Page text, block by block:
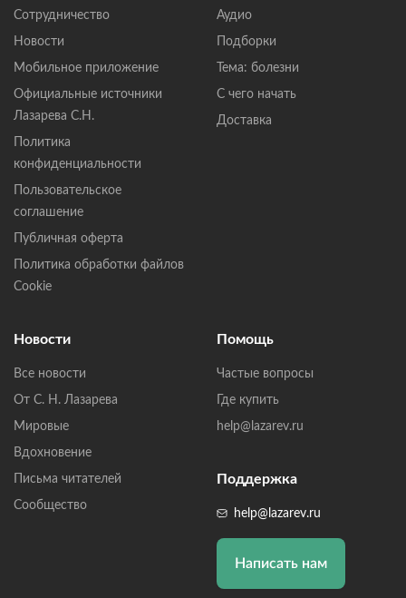
Сотрудничество
Новости
Мобильное приложение
Официальные источники
Лазарева С.Н.
Политика
конфиденциальности
Пользовательское
соглашение
Публичная оферта
Политика обработки файлов
Cookie
Аудио
Подборки
Тема: болезни
С чего начать
Доставка
Новости
Все новости
От С. Н. Лазарева
Мировые
Вдохновение
Письма читателей
Сообщество
Помощь
Частые вопросы
Где купить
help@lazarev.ru
Поддержка
help@lazarev.ru
Написать нам